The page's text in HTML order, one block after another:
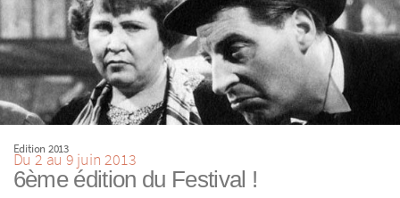
Edition 2013
Du 2 au 9 juin 2013
6ème édition du Festival !